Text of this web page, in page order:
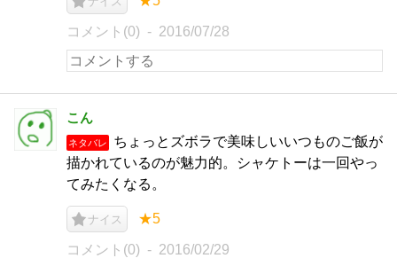
コメント(0) 2016/07/28
こん
ネタバレ
ちょっとズボラで美味しいいつものご飯が
描かれているのが魅力的。シャケトーは一回やっ
てみたくなる。
ナイス ★5
コメント(0) 2016/02/29